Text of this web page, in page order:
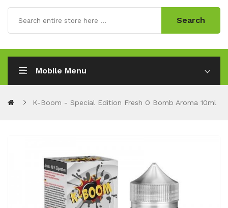
Search
Mobile Menu
K-Boom - Special Edition Fresh O Bomb Aroma 10ml